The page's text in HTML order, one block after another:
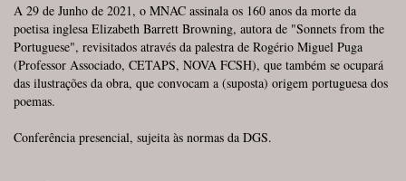
A 29 de Junho de 2021, o MNAC assinala os 160 anos da morte da
poetisa inglesa Elizabeth Barrett Browning, autora de "Sonnets from the
Portuguese", revisitados através da palestra de Rogério Miguel Puga
(Professor Associado, CETAPS, NOVA FCSH), que também se ocupará
das ilustrações da obra, que convocam a (suposta) origem portuguesa dos
poemas.
Conferência presencial, sujeita às normas da DGS.